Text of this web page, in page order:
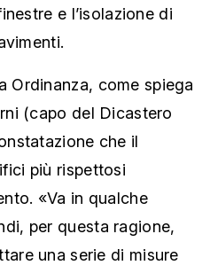
e l’isolazione di
Ordinanza, come spiega
(capo del Dicastero
che il
più rispettosi
«Va in qualche
per questa ragione,
una serie di misure